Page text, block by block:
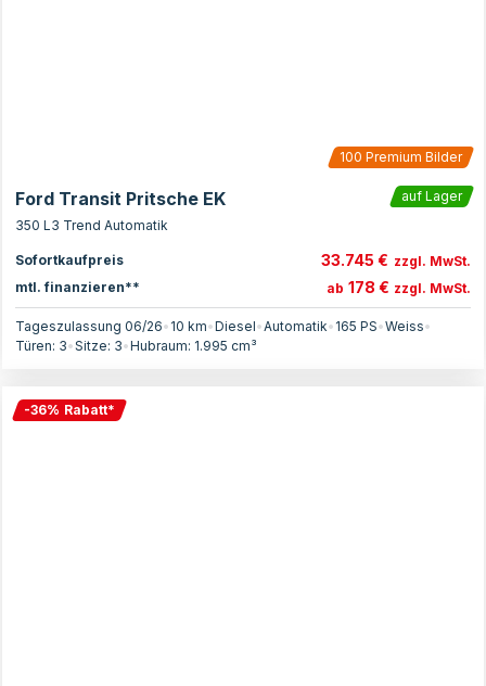
100 Premium Bilder
Ford Transit Pritsche EK
auf Lager
350 L3 Trend Automatik
Sofortkaufpreis 33.745 € zzgl. MwSt.
mtl. finanzieren**
ab 178 € zzgl. MwSt.
Tageszulassung 06/26• 10 km•Diesel•Automatik• 165 PS•Weiss•
Türen: 3•Sitze: 3•Hubraum: 1.995 cm³
-36% Rabatt*